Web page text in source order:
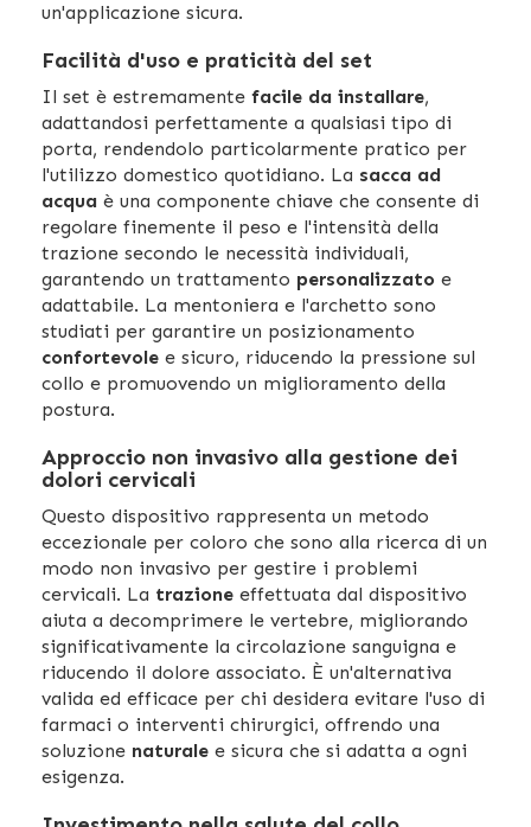
un'applicazione sicura.
Facilità d'uso e praticità del set
Il set è estremamente facile da installare,
adattandosi perfettamente a qualsiasi tipo di
porta, rendendolo particolarmente pratico per
l'utilizzo domestico quotidiano. La sacca ad
acqua è una componente chiave che consente di
regolare finemente il peso e l'intensità della
trazione secondo le necessità individuali,
garantendo un trattamento personalizzato e
adattabile. La mentoniera e l'archetto sono
studiati per garantire un posizionamento
confortevole e sicuro, riducendo la pressione sul
collo e promuovendo un miglioramento della
postura.
Approccio non invasivo alla gestione dei
dolori cervicali
Questo dispositivo rappresenta un metodo
eccezionale per coloro che sono alla ricerca di un
modo non invasivo per gestire i problemi
cervicali. La trazione effettuata dal dispositivo
aiuta a decomprimere le vertebre, migliorando
significativamente la circolazione sanguigna e
riducendo il dolore associato. È un'alternativa
valida ed efficace per chi desidera evitare l'uso di
farmaci o interventi chirurgici, offrendo una
soluzione naturale e sicura che si adatta a ogni
esigenza.